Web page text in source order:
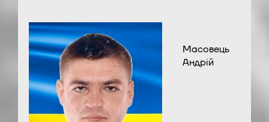
Масовець
Андрій